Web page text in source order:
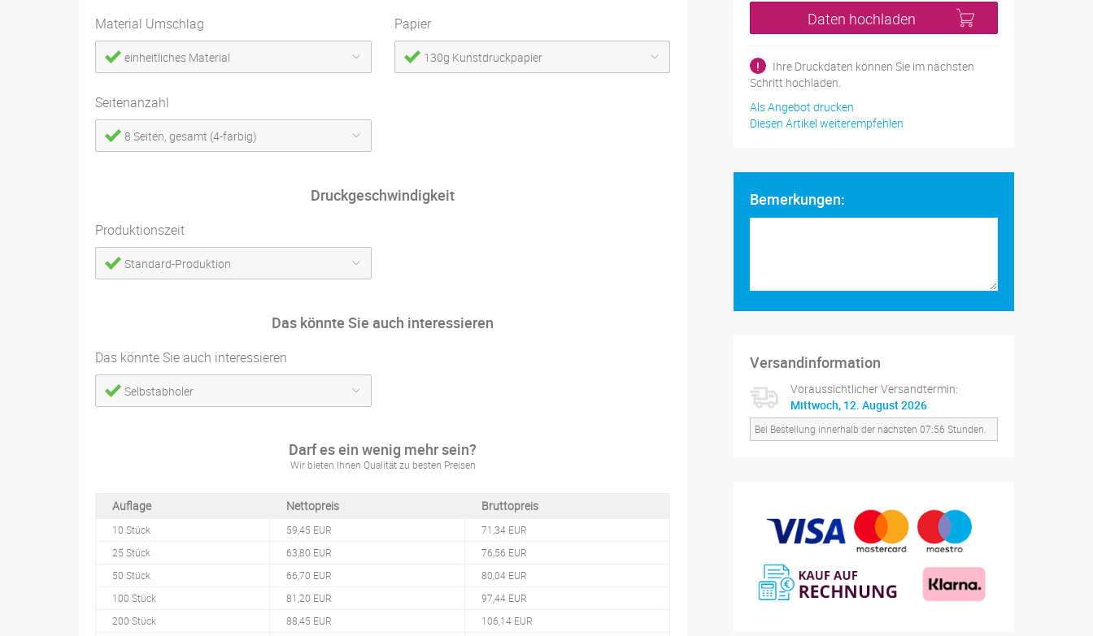
Material Umschlag
einheitliches Material
Papier
130g Kunstdruckpapier
Seitenanzahl
8 Seiten, gesamt (4-farbig)
Druckgeschwindigkeit
Produktionszeit
Standard-Produktion
Das könnte Sie auch interessieren
Das könnte Sie auch interessieren
Selbstabholer
Darf es ein wenig mehr sein?
Wir bieten Ihnen Qualität zu besten Preisen
Auflage Nettopreis Bruttopreis
10 Stück 59,45 EUR
71,34 EUR
25 Stück
63,80 EUR
76,56 EUR
50 Stück
66,70 EUR
80,04 EUR
100 Stück
81,20 EUR
97,44 EUR
200 Stück
88,45 EUR
106,14 EUR
Daten hochladen
!
Ihre Druckdaten können Sie im nächsten
Schritt hochladen.
Als Angebot drucken
Diesen Artikel weiterempfehlen
Bemerkungen:
Versandinformation
Voraussichtlicher Versandtermin:
Mittwoch, 12. August 2026
Bei Bestellung innerhalb der nächsten 07:56 Stunden.